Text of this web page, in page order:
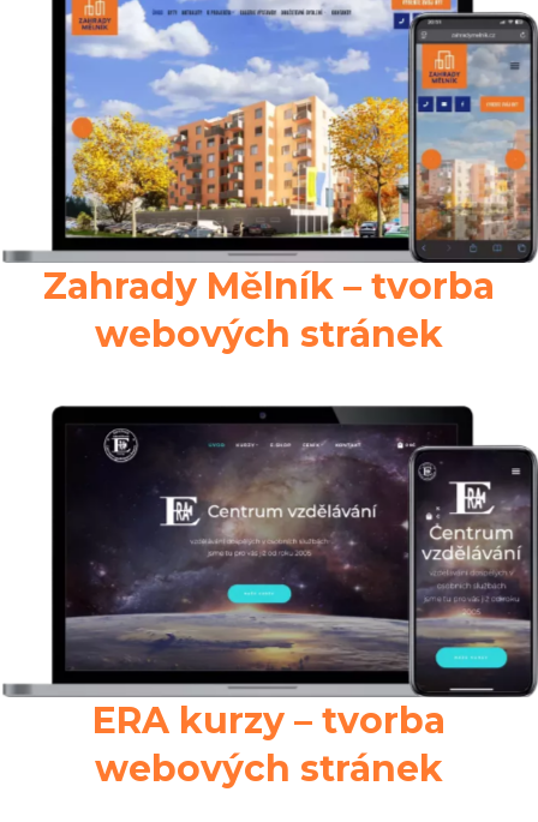
Zahrady Mělník – tvorba
webových stránek
ERA kurzy – tvorba
webových stránek